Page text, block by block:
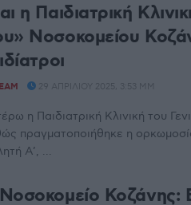
η Παιδιατρική
Νοσοκομείου
29 ΑΠΡΙΛΊΟΥ 2025, 3:53 ΜΜ
η Παιδιατρική Κλινική του
πραγματοποιήθηκε η
Α’, ...
Κοζάνης: